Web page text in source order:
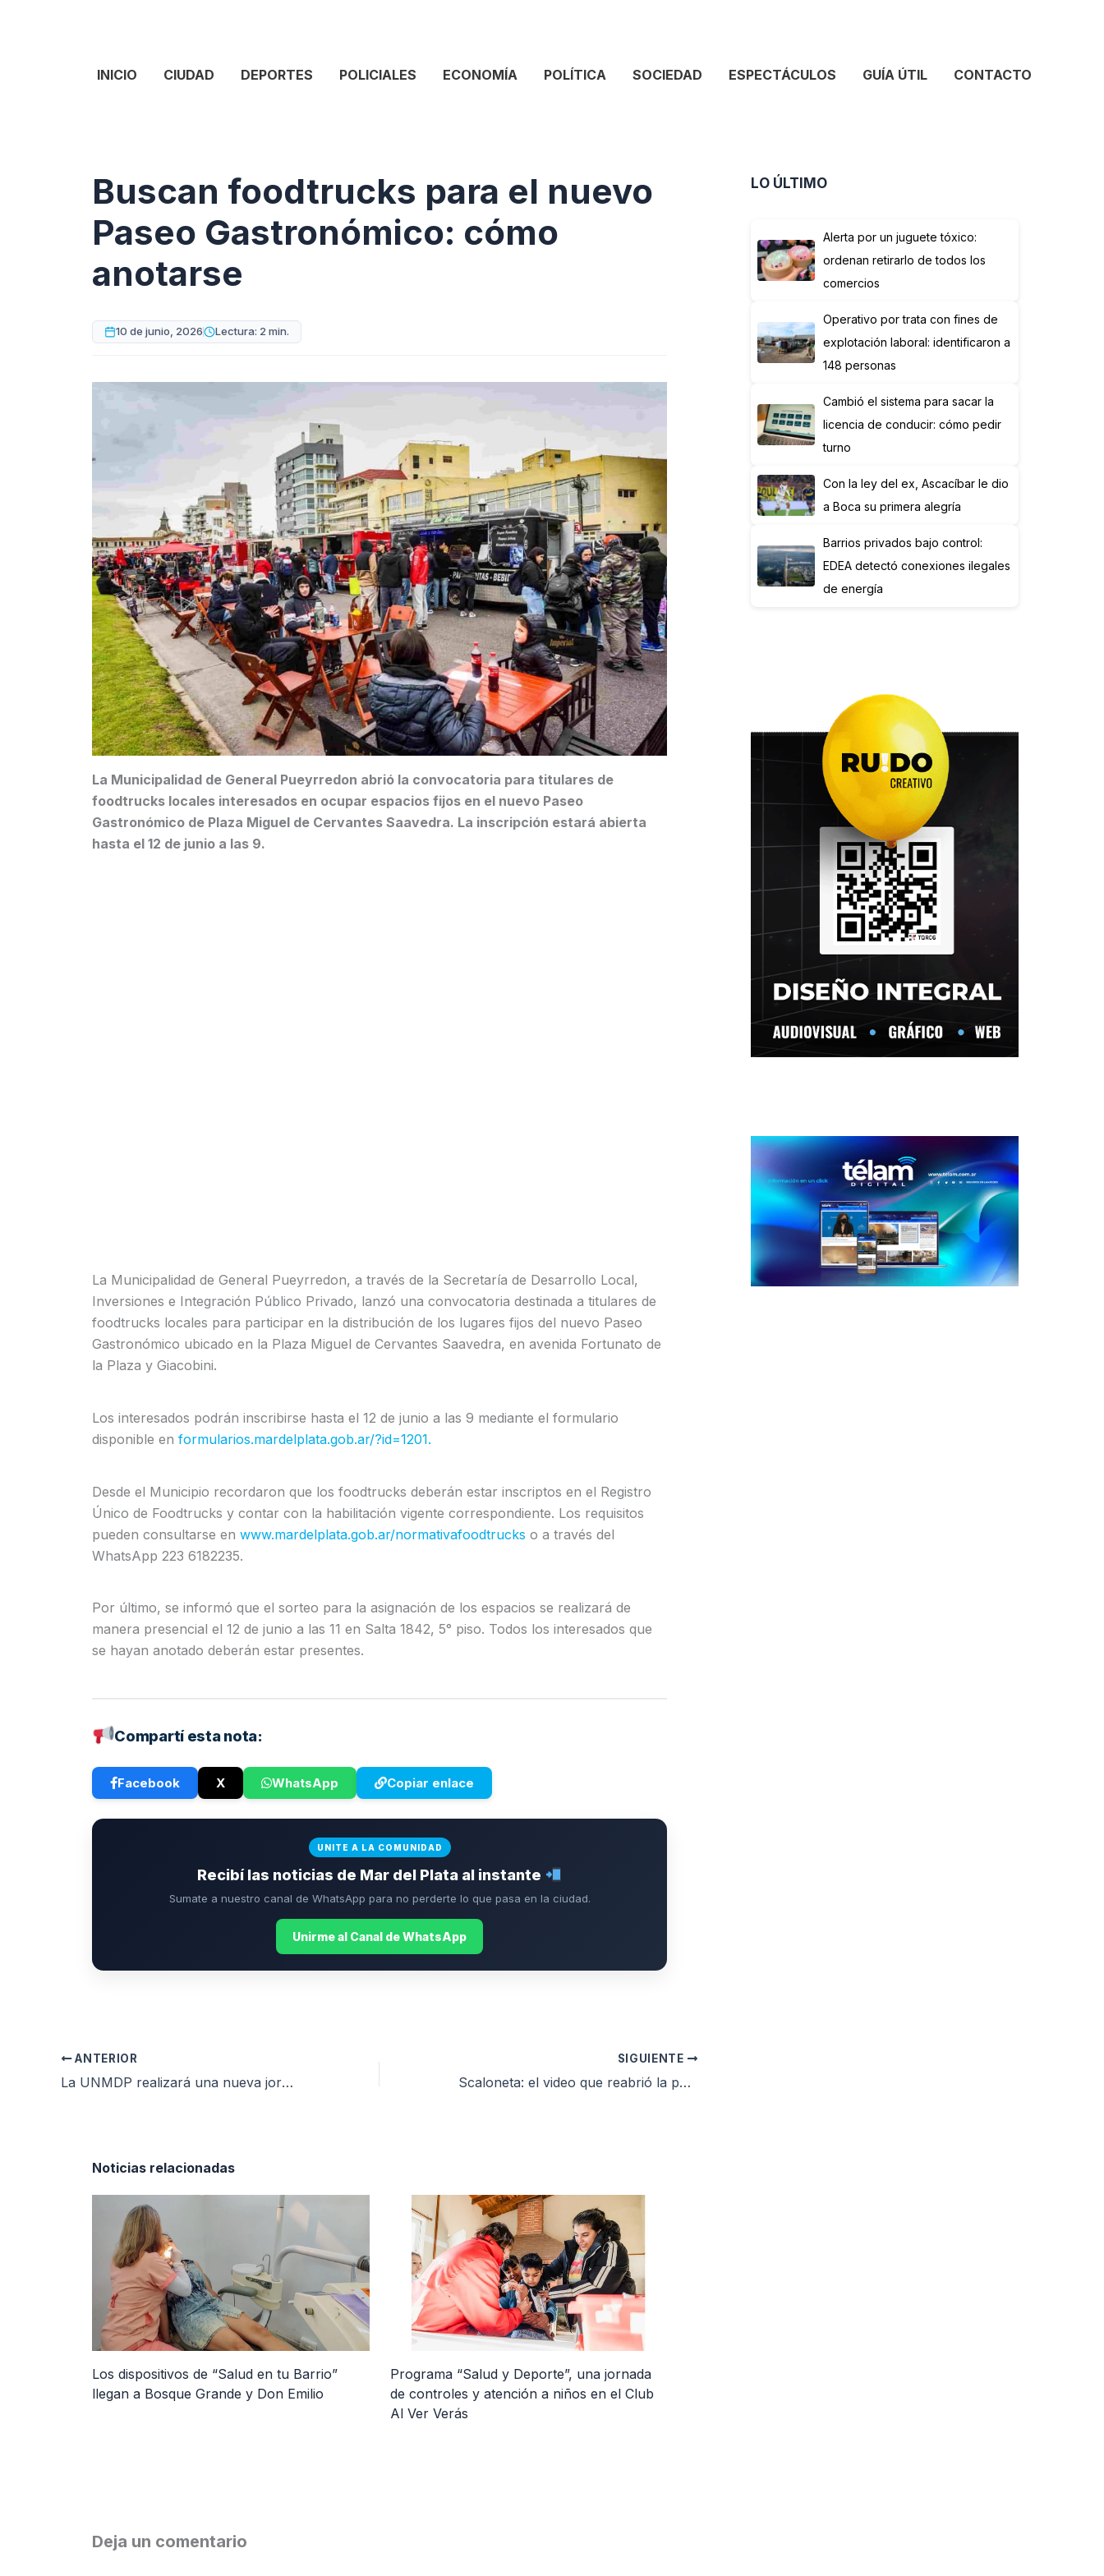
INICIO CIUDAD DEPORTES POLICIALES ECONOMÍA POLÍTICA SOCIEDAD ESPECTÁCULOS GUÍA ÚTIL CONTACTO
Buscan foodtrucks para el nuevo
Paseo Gastronómico: cómo
anotarse
10 de junio, 2026 Lectura: 2 min.
La Municipalidad de General Pueyrredon abrió la convocatoria para titulares de
foodtrucks locales interesados en ocupar espacios fijos en el nuevo Paseo
Gastronómico de Plaza Miguel de Cervantes Saavedra. La inscripción estará abierta
hasta el 12 de junio a las 9.
La Municipalidad de General Pueyrredon, a través de la Secretaría de Desarrollo Local,
Inversiones e Integración Público Privado, lanzó una convocatoria destinada a titulares de
foodtrucks locales para participar en la distribución de los lugares fijos del nuevo Paseo
Gastronómico ubicado en la Plaza Miguel de Cervantes Saavedra, en avenida Fortunato de
la Plaza y Giacobini.
Los interesados podrán inscribirse hasta el 12 de junio a las 9 mediante el formulario
disponible en formularios.mardelplata.gob.ar/?id=1201.
Desde el Municipio recordaron que los foodtrucks deberán estar inscriptos en el Registro
Único de Foodtrucks y contar con la habilitación vigente correspondiente. Los requisitos
pueden consultarse en www.mardelplata.gob.ar/normativafoodtrucks o a través del
WhatsApp 223 6182235.
Por último, se informó que el sorteo para la asignación de los espacios se realizará de
manera presencial el 12 de junio a las 11 en Salta 1842, 5° piso. Todos los interesados que
se hayan anotado deberán estar presentes.
Compartí esta nota:
Facebook X WhatsApp Copiar enlace
UNITE A LA COMUNIDAD
Recibí las noticias de Mar del Plata al instante
Sumate a nuestro canal de WhatsApp para no perderte lo que pasa en la ciudad.
Unirme al Canal de WhatsApp
ANTERIOR
La UNMDP realizará una nueva jornada de donación de sangre
SIGUIENTE
Scaloneta: el video que reabrió la polémica por el caso Papu Gómez
Noticias relacionadas
Los dispositivos de “Salud en tu Barrio”
llegan a Bosque Grande y Don Emilio
Programa “Salud y Deporte”, una jornada
de controles y atención a niños en el Club
Al Ver Verás
Deja un comentario
LO ÚLTIMO
Alerta por un juguete tóxico:
ordenan retirarlo de todos los
comercios
Operativo por trata con fines de
explotación laboral: identificaron a
148 personas
Cambió el sistema para sacar la
licencia de conducir: cómo pedir
turno
Con la ley del ex, Ascacíbar le dio
a Boca su primera alegría
Barrios privados bajo control:
EDEA detectó conexiones ilegales
de energía